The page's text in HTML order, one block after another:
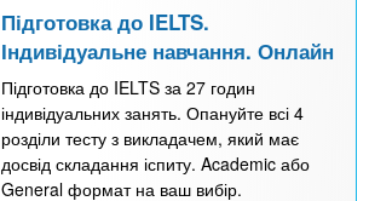
Підготовка до IELTS.
Індивідуальне навчання. Онлайн
Підготовка до IELTS за 27 годин
індивідуальних занять. Опануйте всі 4
розділи тесту з викладачем, який має
досвід складання іспиту. Academic або
General формат на ваш вибір.